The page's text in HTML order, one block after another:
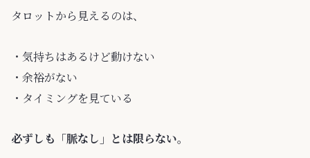
タロットから見えるのは、
・気持ちはあるけど動けない
・余裕がない
・タイミングを見ている
必ずしも「脈なし」とは限らない。